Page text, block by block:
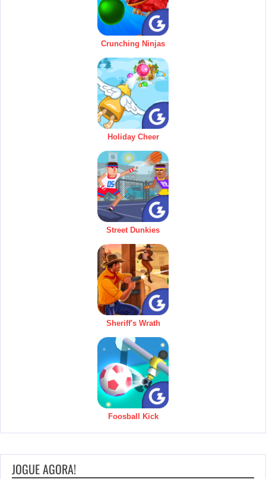
Crunching Ninjas
Holiday Cheer
Street Dunkies
Sheriff's Wrath
Foosball Kick
JOGUE AGORA!